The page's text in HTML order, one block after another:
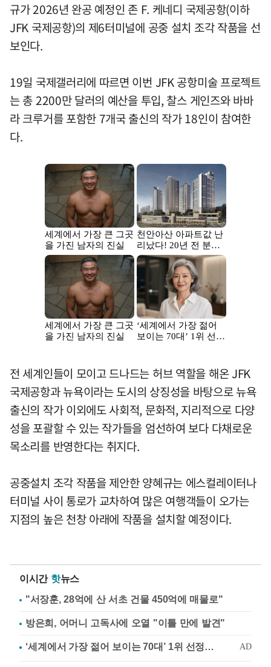
규가 2026년 완공 예정인 존 F. 케네디 국제공항(이하
JFK 국제공항)의 제6터미널에 공중 설치 조각 작품을 선
보인다.
19일 국제갤러리에 따르면 이번 JFK 공항미술 프로젝트
는 총 2200만 달러의 예산을 투입, 찰스 게인즈와 바바
라 크루거를 포함한 7개국 출신의 작가 18인이 참여한
다.
전 세계인들이 모이고 드나드는 허브 역할을 해온 JFK
국제공항과 뉴욕이라는 도시의 상징성을 바탕으로 뉴욕
출신의 작가 이외에도 사회적, 문화적, 지리적으로 다양
성을 포괄할 수 있는 작가들을 엄선하여 보다 다채로운
목소리를 반영한다는 취지다.
공중설치 조각 작품을 제안한 양혜규는 에스컬레이터나
터미널 사이 통로가 교차하여 많은 여행객들이 오가는
지점의 높은 천창 아래에 작품을 설치할 예정이다.
이시간 핫뉴스
"서장훈, 28억에 산 서초 건물 450억에 매물로"
방은희, 어머니 고독사에 오열 "이틀 만에 발견"